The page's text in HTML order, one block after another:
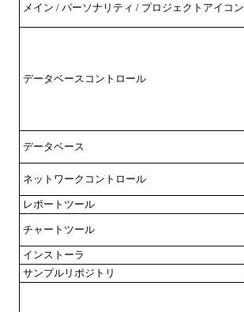
メイン / パーソナリティ / プロジェクトアイコン
データベースコントロール
データベース
ネットワークコントロール
レポートツール
チャートツール
インストーラ
サンプルリポジトリ